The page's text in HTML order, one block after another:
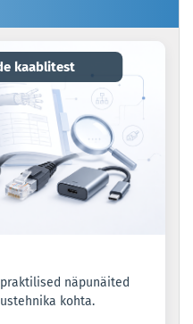
kaablitest
näpunäited
kohta.